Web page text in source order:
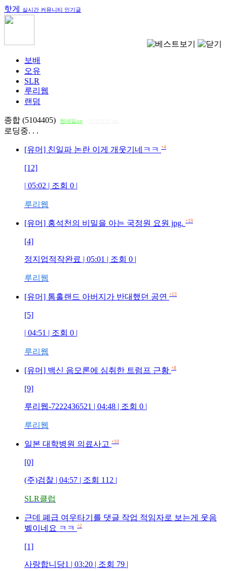
핫게 실시간 커뮤니티 인기글
보배
오유
SLR
루리웹
랜덤
종합 (5104405) 썸네일on
로딩중. . .
[유머] 친일파 논란 이게 개웃기네ㅋㅋ +4
[12]
| 05:02 | 조회 0 |
루리웹
[유머] 홍석천의 비밀을 아는 국정원 요원 jpg. +19
[4]
정지업적작완료 | 05:01 | 조회 0 |
루리웹
[유머] 톰홀랜드 아버지가 반대했던 공연 +13
[5]
| 04:51 | 조회 0 |
루리웹
[유머] 백신 음모론에 심취한 트럼프 근황 +8
[9]
루리웹-7222436521 | 04:48 | 조회 0 |
루리웹
일본 대학병원 의료사고 +10
[0]
(주)검찰 | 04:57 | 조회 112 |
SLR클럽
근데 폐급 여우타기를 댓글 작업 적임자로 보는게 웃음
벨이네요 ㅋㅋ
+2
[1]
사랑합니당1 | 03:20 | 조회 79 |